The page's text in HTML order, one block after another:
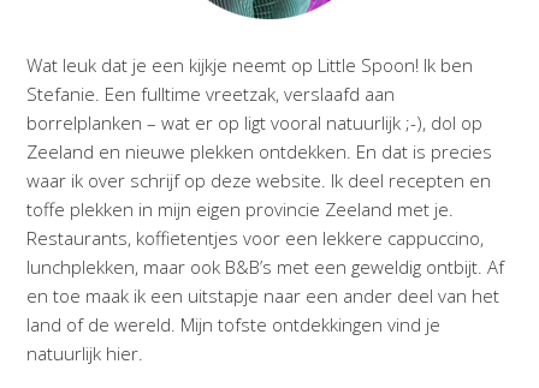
Wat leuk dat je een kijkje neemt op Little Spoon! Ik ben
Stefanie. Een fulltime vreetzak, verslaafd aan
borrelplanken – wat er op ligt vooral natuurlijk ;-), dol op
Zeeland en nieuwe plekken ontdekken. En dat is precies
waar ik over schrijf op deze website. Ik deel recepten en
toffe plekken in mijn eigen provincie Zeeland met je.
Restaurants, koffietentjes voor een lekkere cappuccino,
lunchplekken, maar ook B&B’s met een geweldig ontbijt. Af
en toe maak ik een uitstapje naar een ander deel van het
land of de wereld. Mijn tofste ontdekkingen vind je
natuurlijk hier.